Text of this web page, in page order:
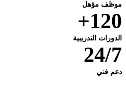
موظف مؤهل
120+
الدورات التدريبية
24/7
دعم فني